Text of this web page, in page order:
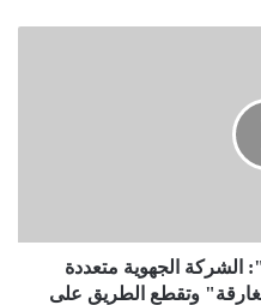
الجهوية متعددة
وتقطع الطريق على